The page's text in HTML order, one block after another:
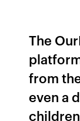
The
from
even a